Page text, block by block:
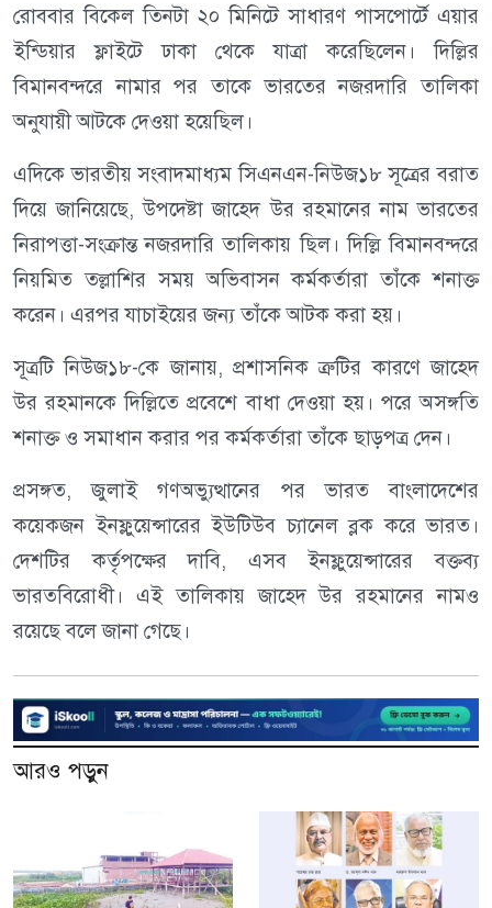
রোববার বিকেল তিনটা ২০ মিনিটে সাধারণ পাসপোর্টে এয়ার
ইন্ডিয়ার ফ্লাইটে ঢাকা থেকে যাত্রা করেছিলেন। দিল্লির
বিমানবন্দরে নামার পর তাকে ভারতের নজরদারি তালিকা
অনুযায়ী আটকে দেওয়া হয়েছিল।
এদিকে ভারতীয় সংবাদমাধ্যম সিএনএন-নিউজ১৮ সূত্রের বরাত
দিয়ে জানিয়েছে, উপদেষ্টা জাহেদ উর রহমানের নাম ভারতের
নিরাপত্তা-সংক্রান্ত নজরদারি তালিকায় ছিল। দিল্লি বিমানবন্দরে
নিয়মিত তল্লাশির সময় অভিবাসন কর্মকর্তারা তাঁকে শনাক্ত
করেন। এরপর যাচাইয়ের জন্য তাঁকে আটক করা হয়।
সূত্রটি নিউজ১৮-কে জানায়, প্রশাসনিক ত্রুটির কারণে জাহেদ
উর রহমানকে দিল্লিতে প্রবেশে বাধা দেওয়া হয়। পরে অসঙ্গতি
শনাক্ত ও সমাধান করার পর কর্মকর্তারা তাঁকে ছাড়পত্র দেন।
প্রসঙ্গত, জুলাই গণঅভ্যুত্থানের পর ভারত বাংলাদেশের
কয়েকজন ইনফ্লুয়েন্সারের ইউটিউব চ্যানেল ব্লক করে ভারত।
দেশটির কর্তৃপক্ষের দাবি, এসব ইনফ্লুয়েন্সারের বক্তব্য
ভারতবিরোধী। এই তালিকায় জাহেদ উর রহমানের নামও
রয়েছে বলে জানা গেছে।
আরও পড়ুন